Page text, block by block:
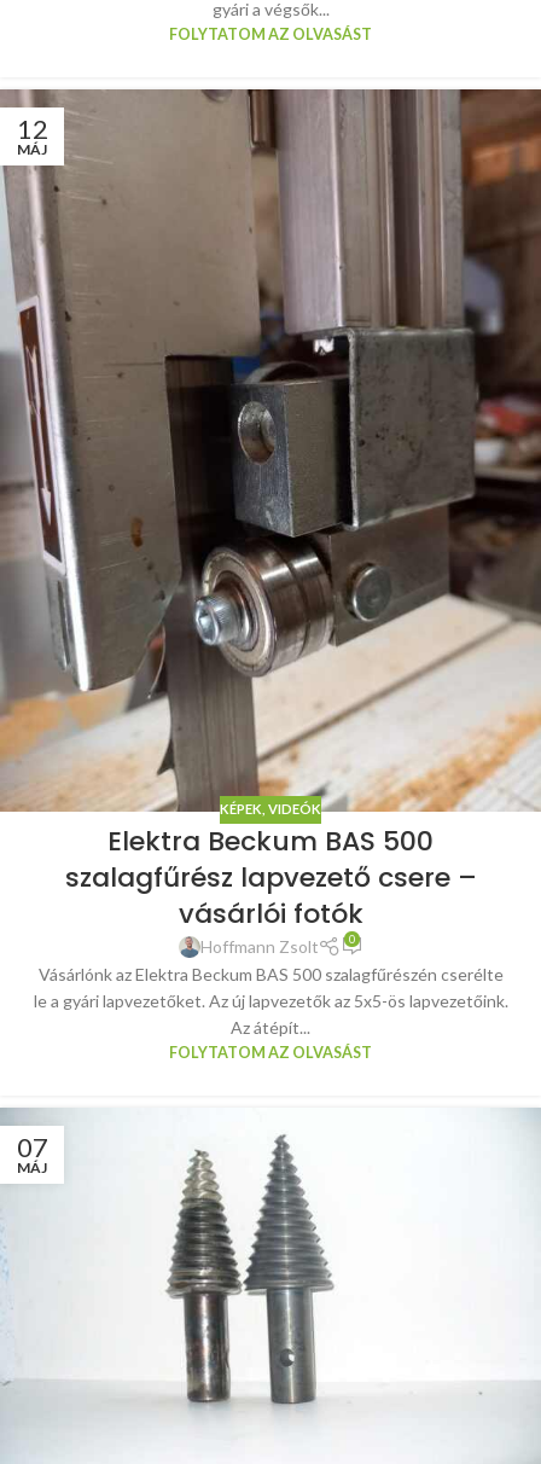
gyári a végsők...
FOLYTATOM AZ OLVASÁST
12
MÁJ
KÉPEK, VIDEÓK
Elektra Beckum BAS 500
szalagfűrész lapvezető csere –
vásárlói fotók
Hoffmann Zsolt 0
Vásárlónk az Elektra Beckum BAS 500 szalagfűrészén cserélte
le a gyári lapvezetőket. Az új lapvezetők az 5x5-ös lapvezetőink.
Az átépít...
FOLYTATOM AZ OLVASÁST
07
MÁJ